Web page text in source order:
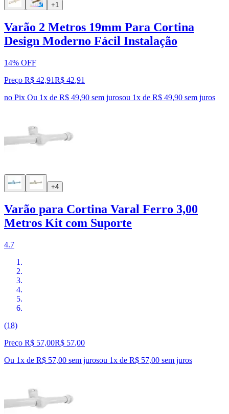
+1
Varão 2 Metros 19mm Para Cortina
Design Moderno Fácil Instalação
14% OFF
Preço R$ 42,91R$ 42,91
no Pix Ou 1x de R$ 49,90 sem jurosou 1x de R$ 49,90 sem juros
+4
Varão para Cortina Varal Ferro 3,00
Metros Kit com Suporte
4.7
(18)
Preço R$ 57,00R$ 57,00
Ou 1x de R$ 57,00 sem jurosou 1x de R$ 57,00 sem juros